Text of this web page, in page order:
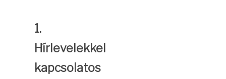
1.
Hírlevelekkel
kapcsolatos